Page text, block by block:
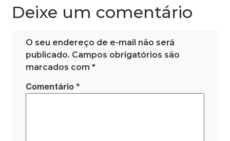
Deixe um comentário
O seu endereço de e-mail não será
publicado. Campos obrigatórios são
marcados com*
Comentário*